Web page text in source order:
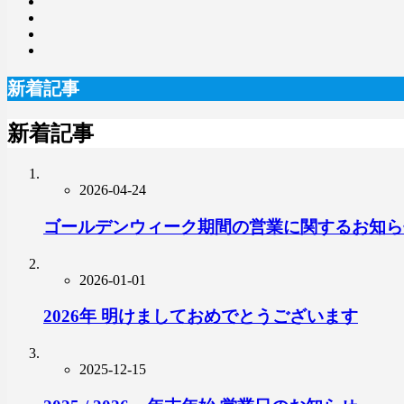
新着記事
新着記事
2026-04-24
ゴールデンウィーク期間の営業に関するお知
2026-01-01
2026年 明けましておめでとうございます
2025-12-15